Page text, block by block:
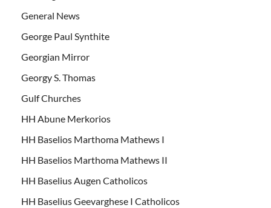
General News
George Paul Synthite
Georgian Mirror
Georgy S. Thomas
Gulf Churches
HH Abune Merkorios
HH Baselios Marthoma Mathews I
HH Baselios Marthoma Mathews II
HH Baselius Augen Catholicos
HH Baselius Geevarghese I Catholicos